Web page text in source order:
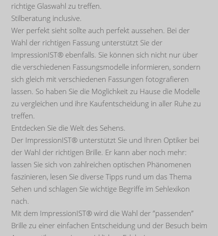
richtige Glaswahl zu treffen.
Stilberatung inclusive.
Wer perfekt sieht sollte auch perfekt aussehen. Bei der
Wahl der richtigen Fassung unterstützt Sie der
ImpressionIST® ebenfalls. Sie können sich nicht nur über
die verschiedenen Fassungsmodelle informieren, sondern
sich gleich mit verschiedenen Fassungen fotografieren
lassen. So haben Sie die Möglichkeit zu Hause die Modelle
zu vergleichen und ihre Kaufentscheidung in aller Ruhe zu
treffen.
Entdecken Sie die Welt des Sehens.
Der ImpressionIST® unterstützt Sie und Ihren Optiker bei
der Wahl der richtigen Brille. Er kann aber noch mehr:
lassen Sie sich von zahlreichen optischen Phänomenen
faszinieren, lesen Sie diverse Tipps rund um das Thema
Sehen und schlagen Sie wichtige Begriffe im Sehlexikon
nach.
Mit dem ImpressionIST® wird die Wahl der ”passenden”
Brille zu einer einfachen Entscheidung und der Besuch beim